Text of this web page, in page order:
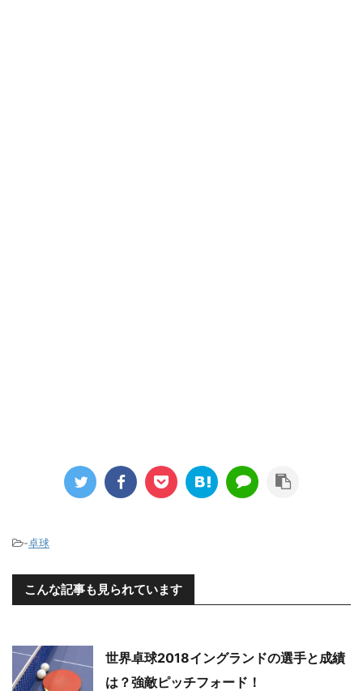
-卓球
こんな記事も見られています
世界卓球2018イングランドの選手と成績
は？強敵ピッチフォード！